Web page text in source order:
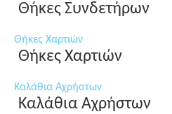
Θήκες Συνδετήρων
Θήκες Χαρτιών
Θήκες Χαρτιών
Καλάθια Αχρήστων
Καλάθια Αχρήστων